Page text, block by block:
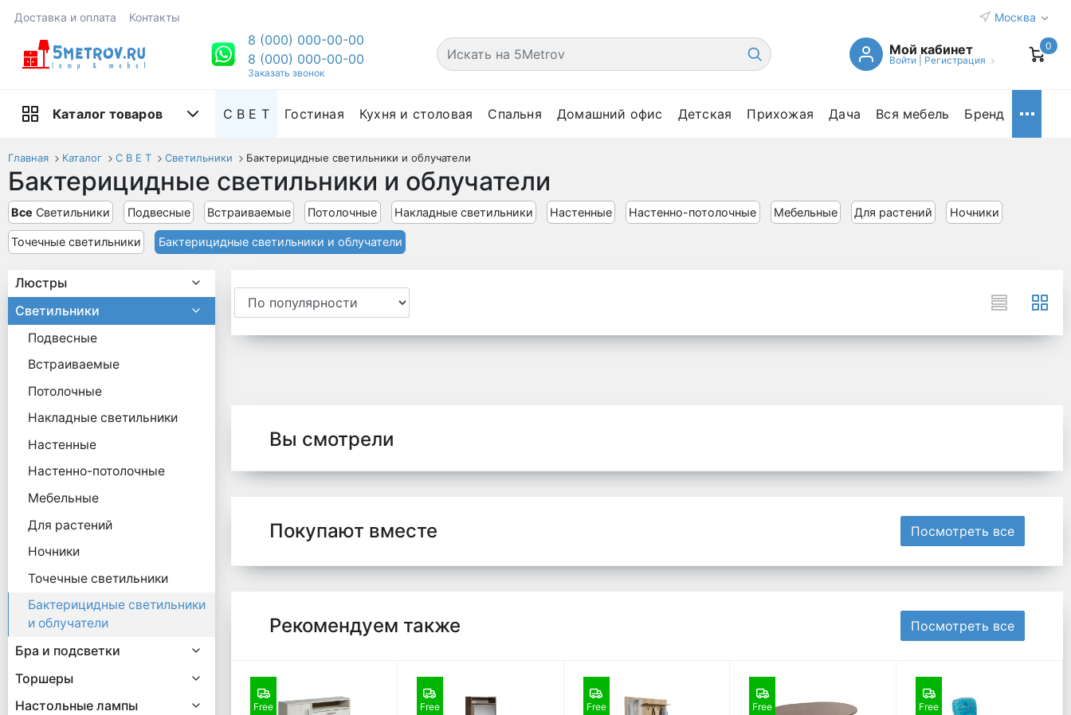
Доставка и оплата Контакты Москва
8 (000) 000-00-00
8 (000) 000-00-00
Заказать звонок
Мой кабинет
Войти| Регистрация
0
Каталог товаров С В Е Т Гостиная Кухня и столовая Спальня Домашний офис Детская Прихожая Дача Вся мебель Бренд
Главная Каталог С В Е Т Светильники Бактерицидные светильники и облучатели
Бактерицидные светильники и облучатели
Все Светильники Подвесные Встраиваемые Потолочные Накладные светильники Настенные Настенно-потолочные Мебельные Для растений Ночники
Точечные светильники Бактерицидные светильники и облучатели
Вы смотрели
Покупают вместе Посмотреть все
Рекомендуем также Посмотреть все
Free Free Free Free Free
Люстры
Светильники
Подвесные
Встраиваемые
Потолочные
Накладные светильники
Настенные
Настенно-потолочные
Мебельные
Для растений
Ночники
Точечные светильники
Бактерицидные светильники
и облучатели
Бра и подсветки
Торшеры
Настольные лампы